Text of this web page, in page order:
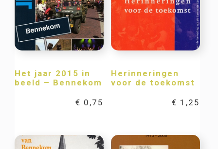
Het jaar 2015 in
beeld – Bennekom
€ 0,75
Herinneringen
voor de toekomst
€ 1,25